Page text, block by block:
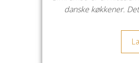
danske køkkener.